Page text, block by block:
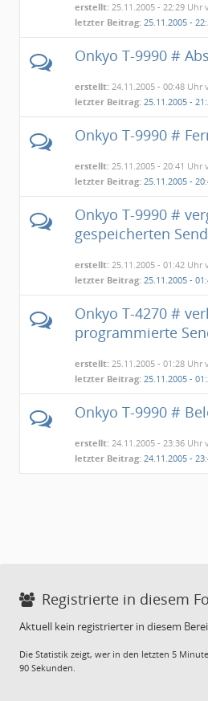
erstellt: 25.11.2005 - 22:29
letzter Beitrag: 25.11.2005 -
Onkyo T-9990 #
erstellt: 24.11.2005 - 00:48
letzter Beitrag: 25.11.2005 -
Onkyo T-9990 #
erstellt: 25.11.2005 - 20:41
letzter Beitrag: 25.11.2005 -
Onkyo T-9990 #
gespeicherten
erstellt: 25.11.2005 - 01:42
letzter Beitrag: 25.11.2005 -
Onkyo T-4270 #
programmierte
erstellt: 25.11.2005 - 01:28
letzter Beitrag: 25.11.2005 -
Onkyo T-9990 #
erstellt: 24.11.2005 - 23:36
letzter Beitrag: 24.11.2005 -
Registrierte in diesem
Aktuell kein registrierter in diesem
Die Statistik zeigt, wer in den letzten 5
90 Sekunden.